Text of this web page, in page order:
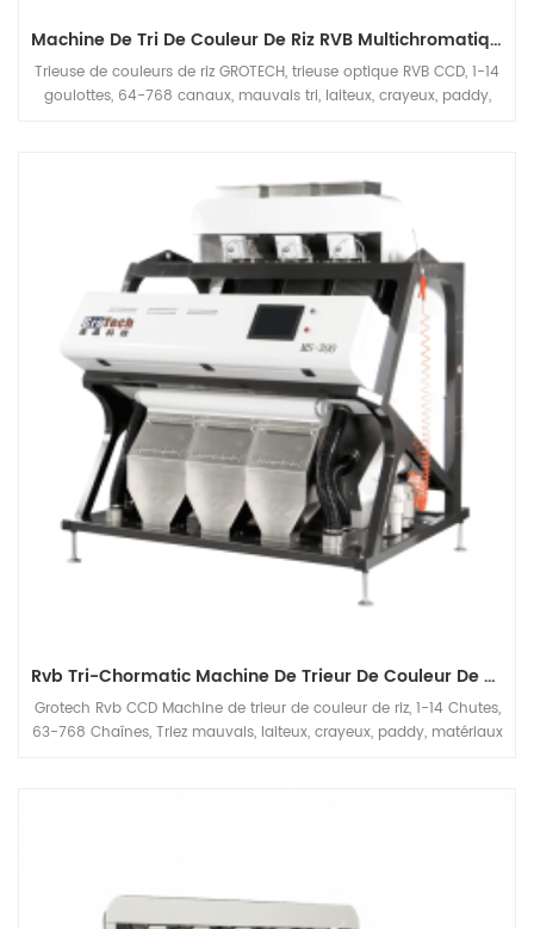
Machine De Tri De Couleur De Riz RVB Multichromatique
Trieuse de couleurs de riz GROTECH, trieuse optique RVB CCD, 1-14
goulottes, 64-768 canaux, mauvais tri, laiteux, crayeux, paddy,
Rvb Tri-Chormatic Machine De Trieur De Couleur De Riz
Grotech Rvb CCD Machine de trieur de couleur de riz, 1-14 Chutes,
63-768 Chaînes, Triez mauvais, laiteux, crayeux, paddy, matériaux